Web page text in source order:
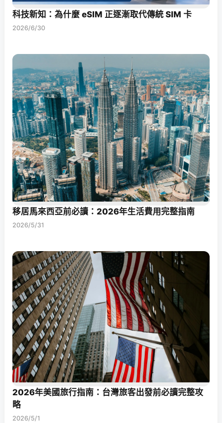
科技新知：為什麼 eSIM 正逐漸取代傳統 SIM 卡
2026/6/30
移居馬來西亞前必讀：2026年生活費用完整指南
2026/5/31
2026年美國旅行指南：台灣旅客出發前必讀完整攻
略
2026/5/1